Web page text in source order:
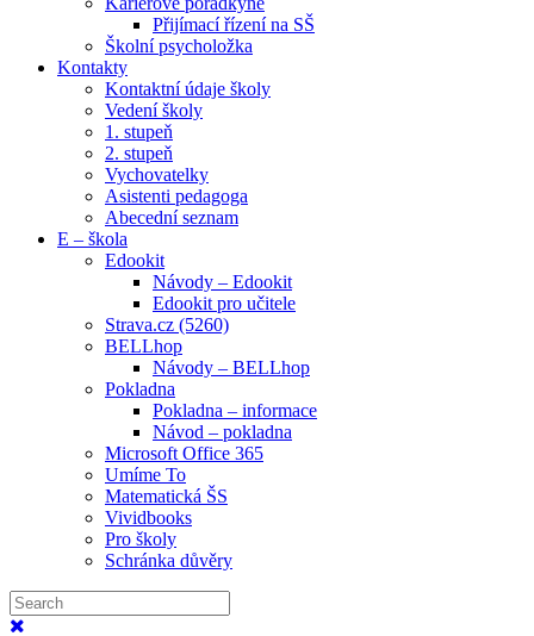
Přijímací řízení na SŠ
Školní psycholožka
Kontakty
Kontaktní údaje školy
Vedení školy
1. stupeň
2. stupeň
Vychovatelky
Asistenti pedagoga
Abecední seznam
E – škola
Edookit
Návody – Edookit
Edookit pro učitele
Strava.cz (5260)
BELLhop
Návody – BELLhop
Pokladna
Pokladna – informace
Návod – pokladna
Microsoft Office 365
Umíme To
Matematická ŠS
Vividbooks
Pro školy
Schránka důvěry